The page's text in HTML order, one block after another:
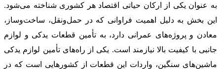
به عنوان یکی از ارکان حیاتی اقتصاد هر کشوری شناخته می‌شود.
این بخش به دلیل اهمیت فراوانی که در حمل‌ونقل، ساخت‌وساز،
معادن و پروژه‌های عمرانی دارد، به تأمین قطعات یدکی و لوازم
جانبی با کیفیت بالا نیازمند است. یکی از راه‌های تأمین لوازم یدکی
ماشین‌های سنگین، واردات این قطعات از کشورهایی است که در